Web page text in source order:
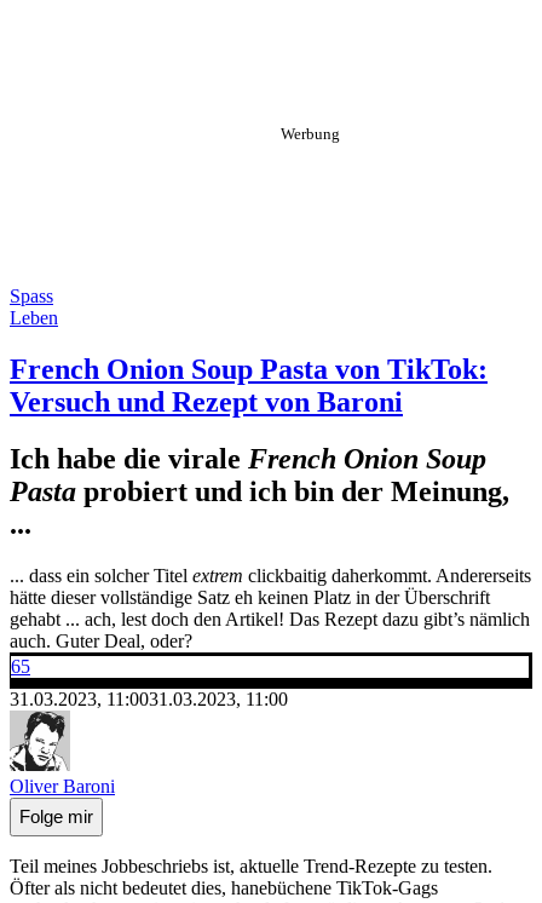
Spass
Leben
French Onion Soup Pasta von TikTok:
Versuch und Rezept von Baroni
Ich habe die virale French Onion Soup
Pasta probiert und ich bin der Meinung,
...
... dass ein solcher Titel extrem clickbaitig daherkommt. Andererseits
hätte dieser vollständige Satz eh keinen Platz in der Überschrift
gehabt ... ach, lest doch den Artikel! Das Rezept dazu gibt’s nämlich
auch. Guter Deal, oder?
65
31.03.2023, 11:0031.03.2023, 11:00
Oliver Baroni
Folge mir
Teil meines Jobbeschriebs ist, aktuelle Trend-Rezepte zu testen.
Öfter als nicht bedeutet dies, hanebüchene TikTok-Gags